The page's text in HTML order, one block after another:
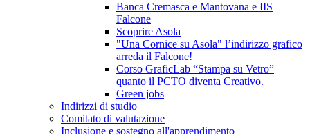
Banca Cremasca e Mantovana e IIS
Falcone
Scoprire Asola
"Una Cornice su Asola" l’indirizzo grafico
arreda il Falcone!
Corso GraficLab “Stampa su Vetro”
quanto il PCTO diventa Creativo.
Green jobs
Indirizzi di studio
Comitato di valutazione
Inclusione e sostegno all'apprendimento